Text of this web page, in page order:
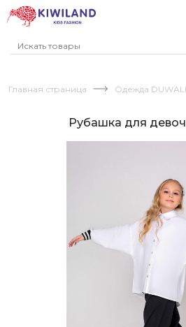
Главная страница Одежда DUWALI
Рубашка для